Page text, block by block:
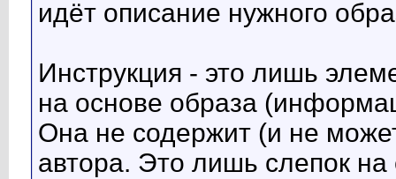
идёт описание нужного
Инструкция - это лишь
на основе образа
Она не содержит (и не
автора. Это лишь слепок на